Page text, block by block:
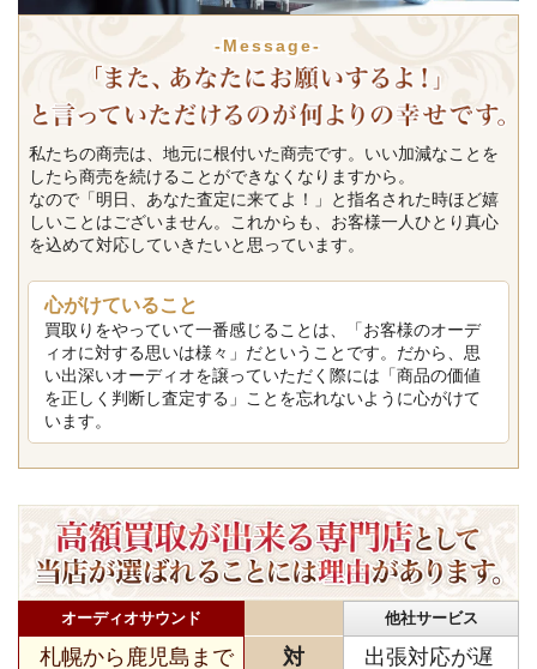
-Message-
私たちの商売は、地元に根付いた商売です。いい加減なことを
したら商売を続けることができなくなりますから。
なので「明日、あなた査定に来てよ！」と指名された時ほど嬉
しいことはございません。これからも、お客様一人ひとり真心
を込めて対応していきたいと思っています。
心がけていること
買取りをやっていて一番感じることは、「お客様のオーデ
ィオに対する思いは様々」だということです。だから、思
い出深いオーディオを譲っていただく際には「商品の価値
を正しく判断し査定する」ことを忘れないように心がけて
います。
オーディオサウンド 他社サービス
札幌から鹿児島まで
対
出張対応が遅